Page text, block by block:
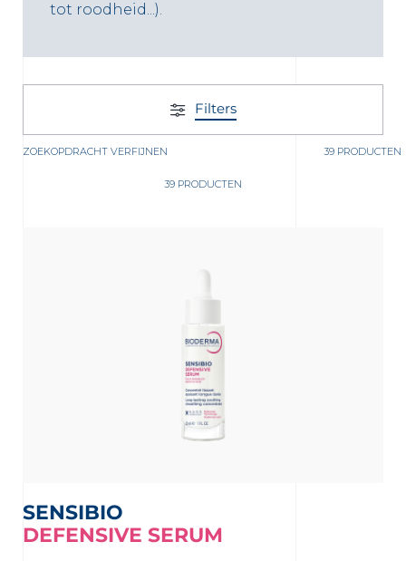
producten te ontvangen per
FR NL
tot roodheid...).
Filters
ZOEKOPDRACHT VERFIJNEN 39 PRODUCTEN
39 PRODUCTEN
SENSIBIO
DEFENSIVE SERUM